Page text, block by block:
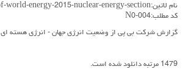
نام لاتین:statistical-review-of-world-energy-2015-nuclear-energy-section
کد مطلب:N0-004
گزارش شرکت بی پی از وضعیت انرژی جهان - انرژی هسته ای
1479 مرتبه دانلود شده است.